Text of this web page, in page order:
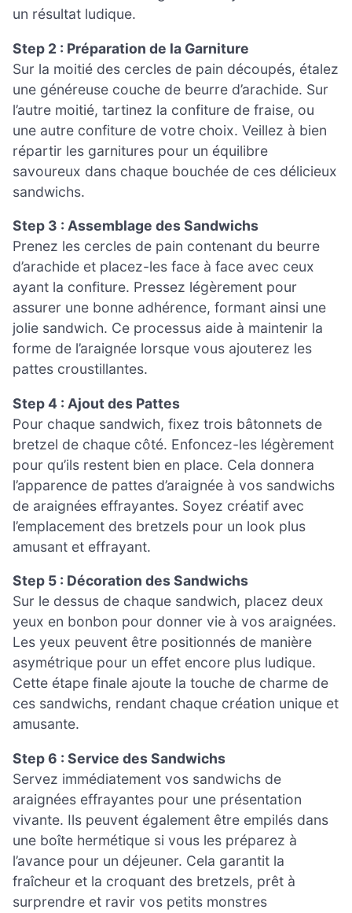
un résultat ludique.
Step 2 : Préparation de la Garniture
Sur la moitié des cercles de pain découpés, étalez
une généreuse couche de beurre d’arachide. Sur
l’autre moitié, tartinez la confiture de fraise, ou
une autre confiture de votre choix. Veillez à bien
répartir les garnitures pour un équilibre
savoureux dans chaque bouchée de ces délicieux
sandwichs.
Step 3 : Assemblage des Sandwichs
Prenez les cercles de pain contenant du beurre
d’arachide et placez-les face à face avec ceux
ayant la confiture. Pressez légèrement pour
assurer une bonne adhérence, formant ainsi une
jolie sandwich. Ce processus aide à maintenir la
forme de l’araignée lorsque vous ajouterez les
pattes croustillantes.
Step 4 : Ajout des Pattes
Pour chaque sandwich, fixez trois bâtonnets de
bretzel de chaque côté. Enfoncez-les légèrement
pour qu’ils restent bien en place. Cela donnera
l’apparence de pattes d’araignée à vos sandwichs
de araignées effrayantes. Soyez créatif avec
l’emplacement des bretzels pour un look plus
amusant et effrayant.
Step 5 : Décoration des Sandwichs
Sur le dessus de chaque sandwich, placez deux
yeux en bonbon pour donner vie à vos araignées.
Les yeux peuvent être positionnés de manière
asymétrique pour un effet encore plus ludique.
Cette étape finale ajoute la touche de charme de
ces sandwichs, rendant chaque création unique et
amusante.
Step 6 : Service des Sandwichs
Servez immédiatement vos sandwichs de
araignées effrayantes pour une présentation
vivante. Ils peuvent également être empilés dans
une boîte hermétique si vous les préparez à
l’avance pour un déjeuner. Cela garantit la
fraîcheur et la croquant des bretzels, prêt à
surprendre et ravir vos petits monstres